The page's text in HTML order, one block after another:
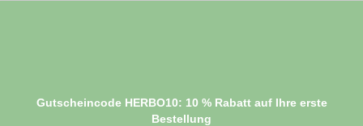
Gutscheincode HERBO10: 10 % Rabatt auf Ihre erste
Bestellung